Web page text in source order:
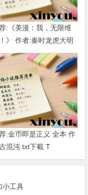
:《美漫：我，无限维
》 作者:秦时龙虎大明
TXT下载
:金币即是正义 全本 作
混沌 txt下載 T
小工具